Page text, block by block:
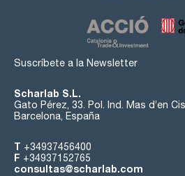
Suscríbete a la Newsletter
Scharlab S.L.
Gato Pérez, 33. Pol. Ind. Mas d’en
Barcelona, España
T +34937456400
F +34937152765
consultas@scharlab.com